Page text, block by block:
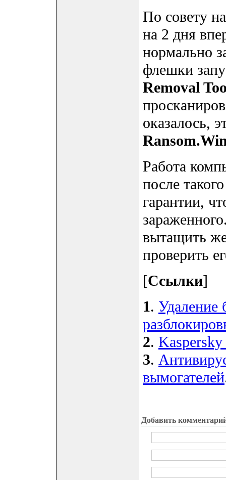
По совету
на 2 дня
нормально
флешки
Removal
оказалось,
Работа
после
гарантии,
вытащить
проверить
[Ссылки]
1. Удаление
2.
3.
вымогателей
Добавить